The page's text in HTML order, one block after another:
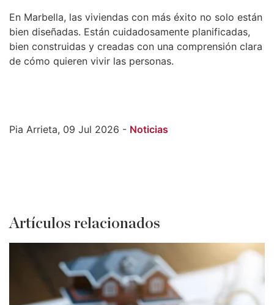
En Marbella, las viviendas con más éxito no solo están
bien diseñadas. Están cuidadosamente planificadas,
bien construidas y creadas con una comprensión clara
de cómo quieren vivir las personas.
Pia Arrieta, 09 Jul 2026 - Noticias
Artículos relacionados